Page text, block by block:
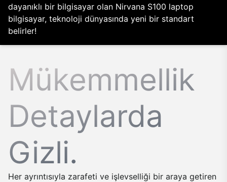
dayanıklı bir bilgisayar olan Nirvana S100 laptop
bilgisayar, teknoloji dünyasında yeni bir standart
belirler!
Mükemmellik
Detaylarda
Gizli.
Her ayrıntısıyla zarafeti ve işlevselliği bir araya getiren